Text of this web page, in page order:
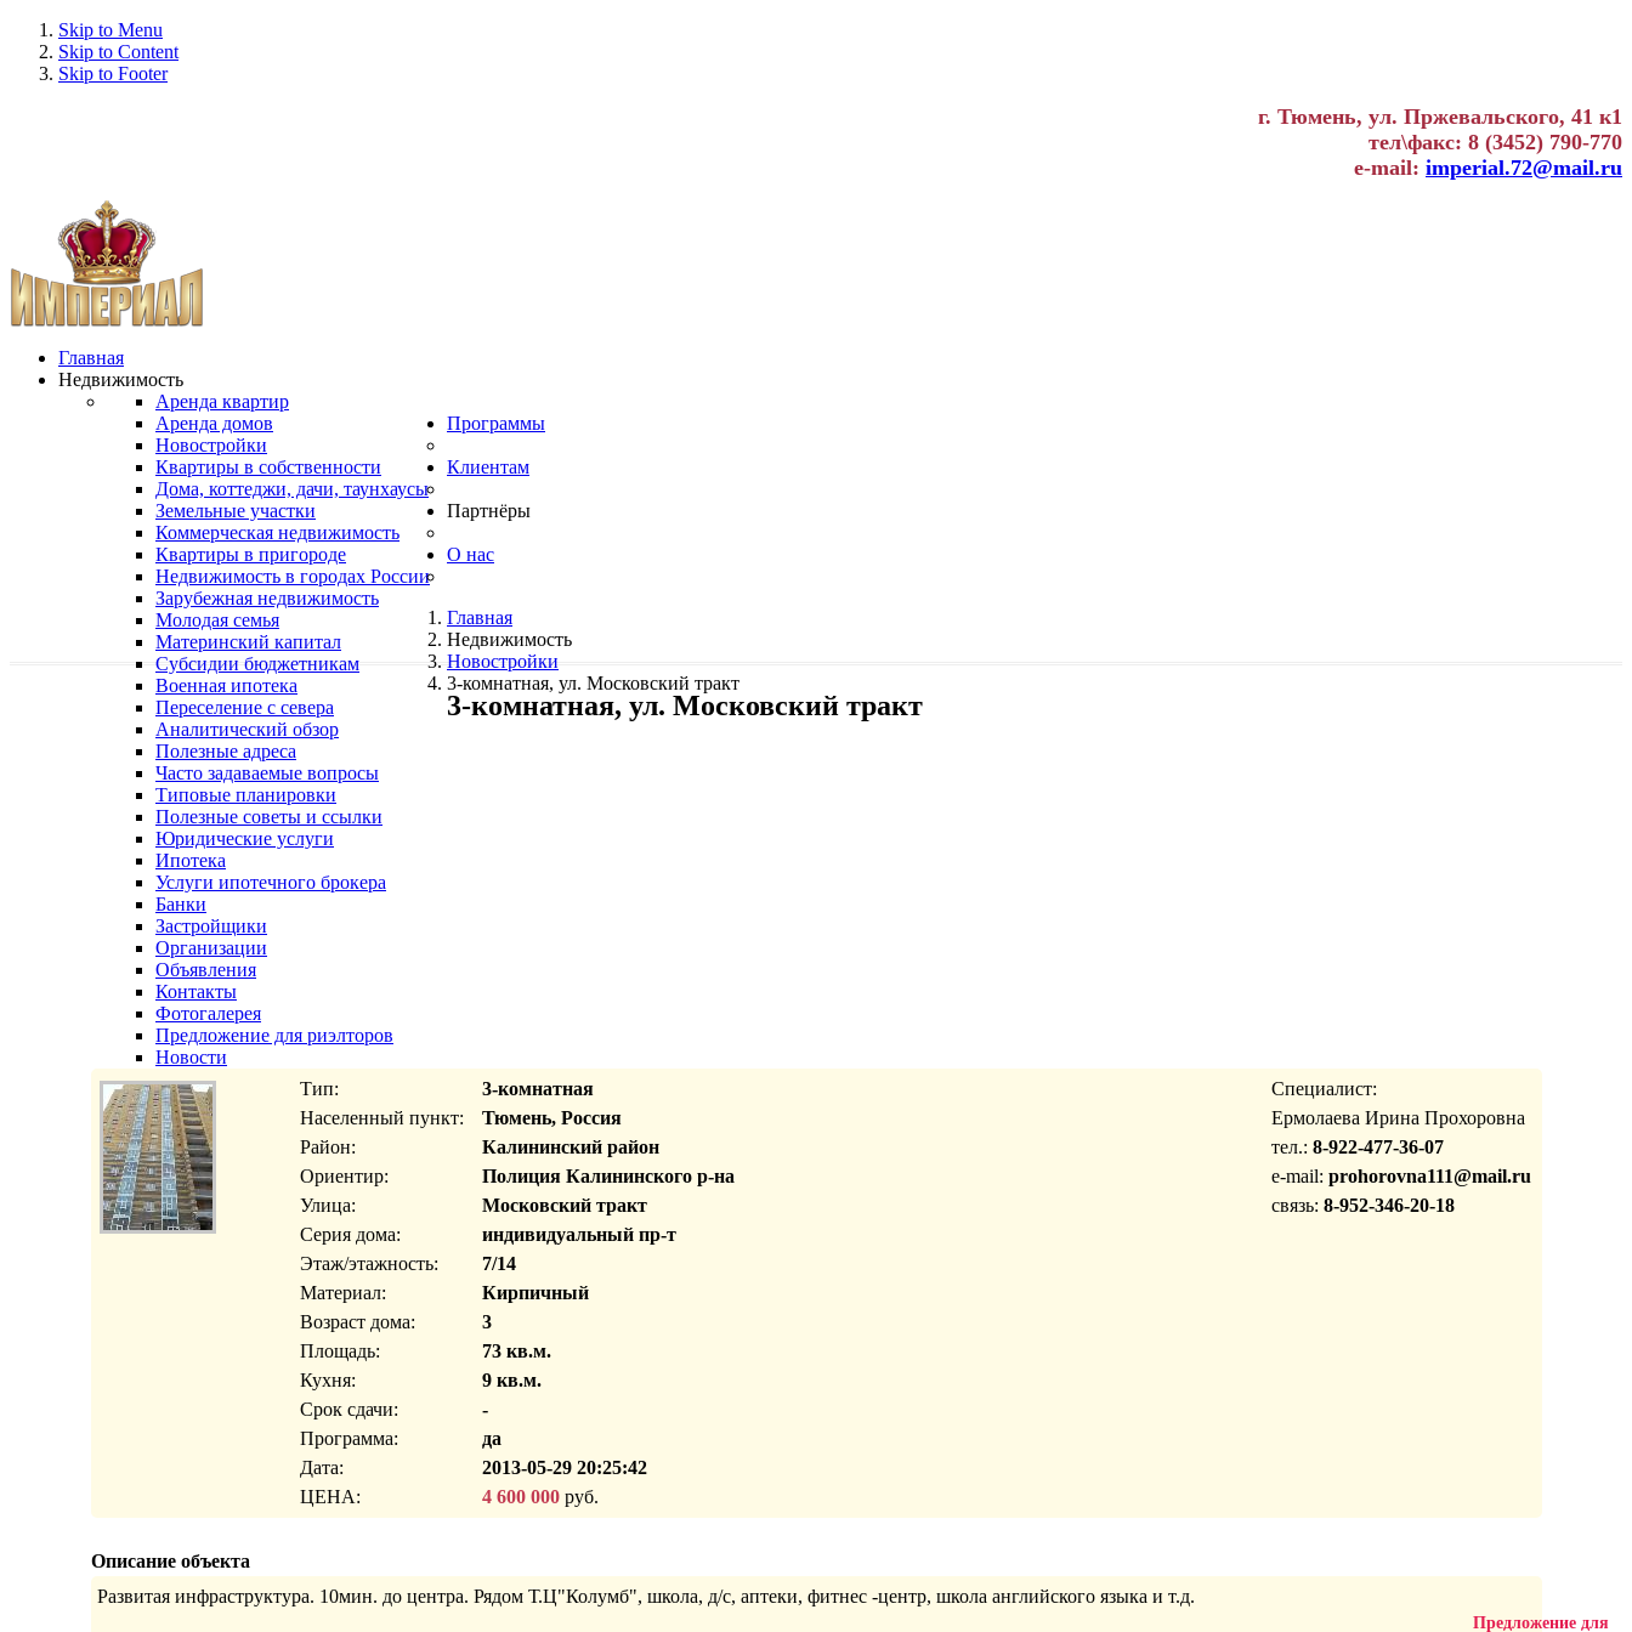
Skip to Menu
Skip to Content
Skip to Footer
г. Тюмень, ул. Пржевальского, 41 к1
тел\факс: 8 (3452) 790-770
e-mail: imperial.72@mail.ru
Главная
Недвижимость
Аренда квартир
Аренда домов
Новостройки
Квартиры в собственности
Дома, коттеджи, дачи, таунхаусы
Земельные участки
Коммерческая недвижимость
Квартиры в пригороде
Недвижимость в городах России
Зарубежная недвижимость
Программы
Молодая семья
Материнский капитал
Субсидии бюджетникам
Военная ипотека
Переселение с севера
Клиентам
Аналитический обзор
Полезные адреса
Часто задаваемые вопросы
Типовые планировки
Полезные советы и ссылки
Юридические услуги
Ипотека
Услуги ипотечного брокера
Партнёры
Банки
Застройщики
Организации
О нас
Объявления
Контакты
Фотогалерея
Предложение для риэлторов
Новости
Главная
Недвижимость
Новостройки
3-комнатная, ул. Московский тракт
3-комнатная, ул. Московский тракт
Тип:
3-комнатная
Населенный пункт:
Тюмень, Россия
Район:
Калининский район
Ориентир:
Полиция Калининского р-на
Улица:
Московский тракт
Серия дома:
индивидуальный пр-т
Этаж/этажность:
7/14
Материал:
Кирпичный
Возраст дома:
3
Площадь:
73 кв.м.
Кухня:
9 кв.м.
Срок сдачи:
-
Программа:
да
Дата:
2013-05-29 20:25:42
ЦЕНА:
4 600 000руб.
Специалист:
Ермолаева Ирина Прохоровна
тел.: 8-922-477-36-07
e-mail: prohorovna111@mail.ru
связь: 8-952-346-20-18
Описание объекта
Развитая инфраструктура. 10мин. до центра. Рядом Т.Ц"Колумб", школа, д/с, аптеки, фитнес -центр, школа английского языка и т.д.
Предложение для